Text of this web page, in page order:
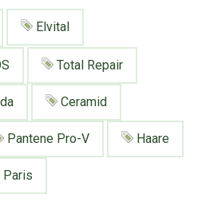
Elvital
Total Repair
Ceramid
Pantene Pro-V Haare
Paris